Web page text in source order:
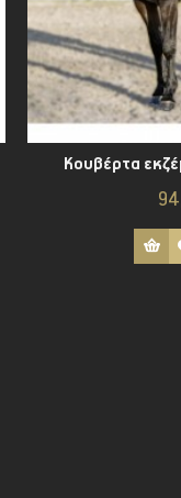
Κουβέρτα